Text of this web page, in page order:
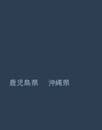
鹿児島県 沖縄県